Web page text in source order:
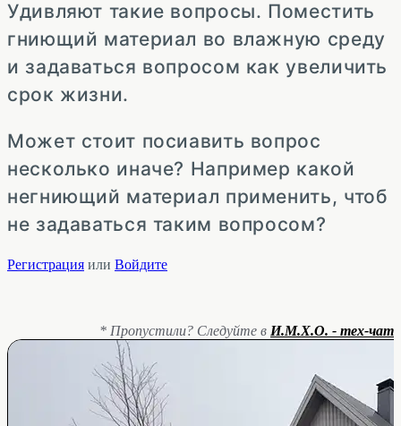
Удивляют такие вопросы. Поместить
гниющий материал во влажную среду
и задаваться вопросом как увеличить
срок жизни.
Может стоит посиавить вопрос
несколько иначе? Например какой
негниющий материал применить, чтоб
не задаваться таким вопросом?
Регистрация или Войдите
* Пропустили? Следуйте в И.М.Х.О. - тех-чат